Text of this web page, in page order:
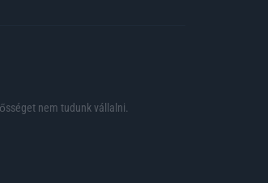
nem tudunk vállalni.